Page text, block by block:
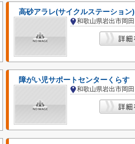
高砂アラレ(サイクルステーション)
和歌山県岩出市岡田
障がい児サポートセンターくらす
和歌山県岩出市岡田